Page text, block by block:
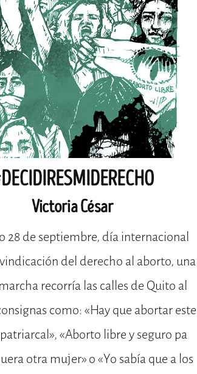
Victoria César
28 de septiembre, día internacional
del derecho al aborto, una
recorría las calles de Quito al
como: «Hay que abortar este
«Aborto libre y seguro pa
otra mujer» o «Yo sabía que a los